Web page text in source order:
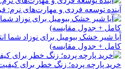
آینده توسعه فردی و مهارت‌های نرم:
آیا شیر خشک بیومیل برای نوزاد شما
کامل + جدول مقایسه)
خرید پارچه پرده؛ زنگ خطر برای